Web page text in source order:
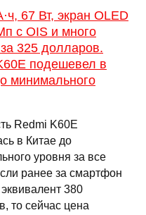
67 Вт, экран OLED
с OIS и много
325 долларов.
подешевел в
минимального
Redmi K60E
в Китае до
уровня за все
ранее за смартфон
380
то сейчас цена